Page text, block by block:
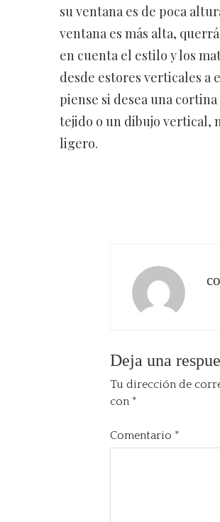
su ventana es de poca
ventana es más alta,
en cuenta el estilo y los
desde estores verticales a
piense si desea una
tejido o un dibujo vertical,
ligero.
Deja una
Tu dirección de
con *
Comentario *